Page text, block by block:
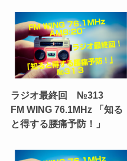
ラジオ最終回 №313
FM WING 76.1MHz 「知る
と得する腰痛予防！」